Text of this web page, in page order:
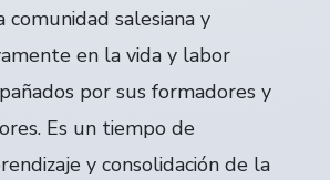
comunidad salesiana y
en la vida y labor
por sus formadores y
Es un tiempo de
y consolidación de la